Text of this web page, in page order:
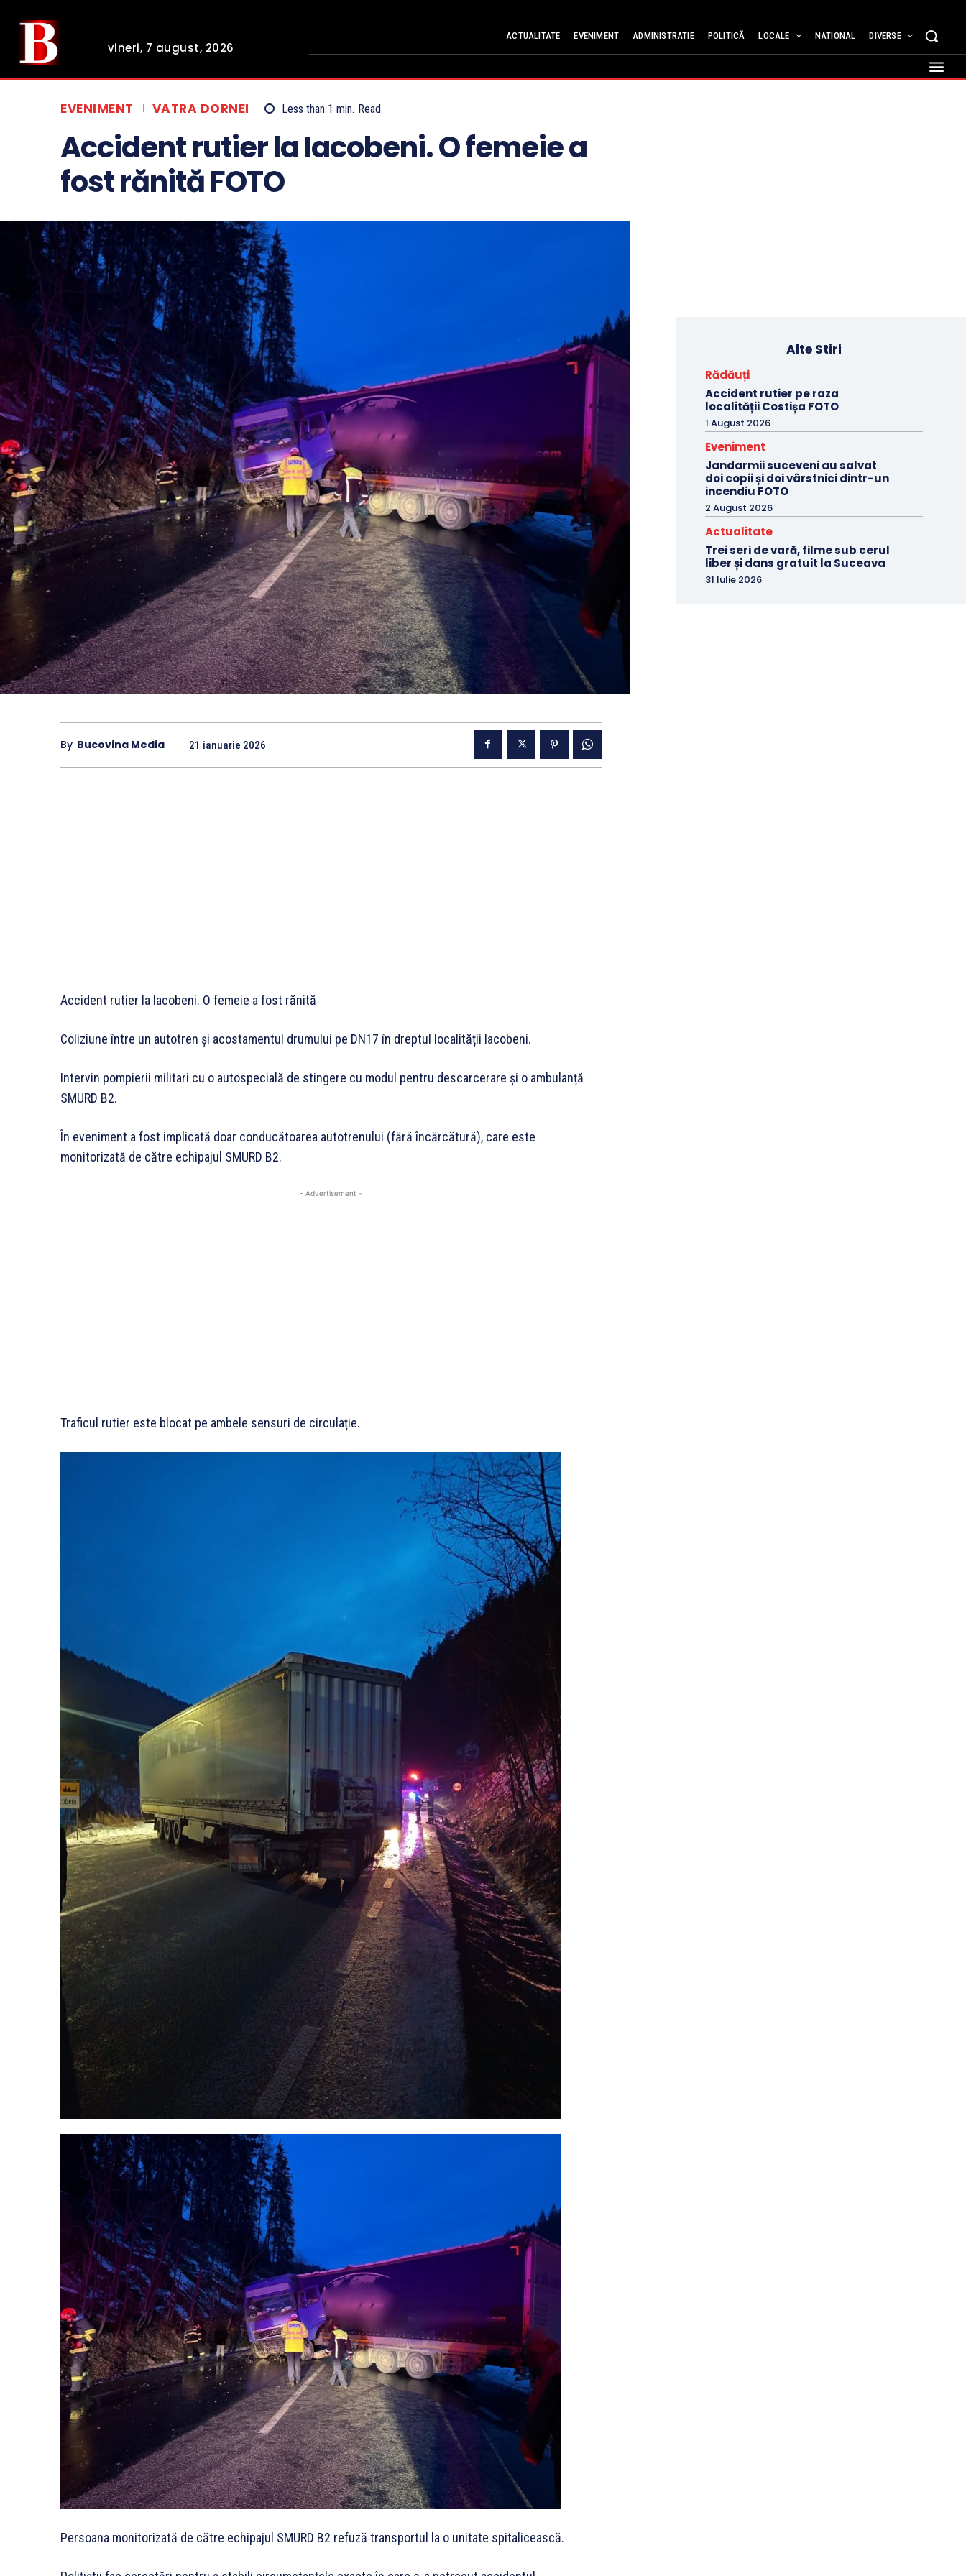
vineri, 7 august, 2026
ACTUALITATE EVENIMENT ADMINISTRATIE POLITICĂ LOCALE NATIONAL DIVERSE
EVENIMENT VATRA DORNEI Less than 1 min. Read
Accident rutier la Iacobeni. O femeie a
fost rănită FOTO
By Bucovina Media 21 ianuarie 2026
Accident rutier la Iacobeni. O femeie a fost rănită
Coliziune între un autotren și acostamentul drumului pe DN17 în dreptul localității Iacobeni.
Intervin pompierii militari cu o autospecială de stingere cu modul pentru descarcerare și o ambulanță
SMURD B2.
În eveniment a fost implicată doar conducătoarea autotrenului (fără încărcătură), care este
monitorizată de către echipajul SMURD B2.
- Advertisement -
Traficul rutier este blocat pe ambele sensuri de circulație.
Persoana monitorizată de către echipajul SMURD B2 refuză transportul la o unitate spitalicească.
Alte Stiri
Rădăuți
Accident rutier pe raza
localității Costișa FOTO
1 August 2026
Eveniment
Jandarmii suceveni au salvat
doi copii și doi vârstnici dintr-un
incendiu FOTO
2 August 2026
Actualitate
Trei seri de vară, filme sub cerul
liber și dans gratuit la Suceava
31 Iulie 2026